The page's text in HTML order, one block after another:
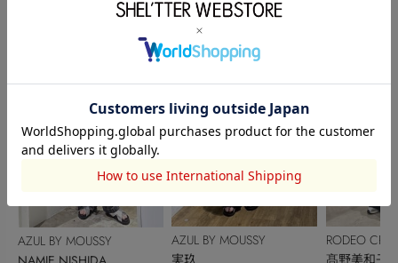
AZUL BY MOUSSY
160cm
AZUL BY MOUSSY
実玖
RODEO
BOWL
髙野美和子